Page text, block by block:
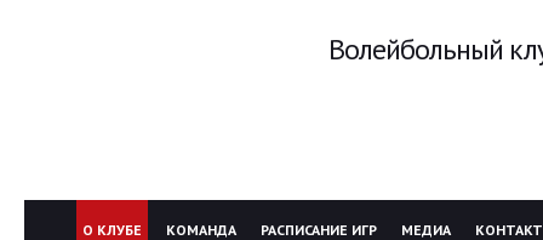
Волейбольный
О КЛУБЕ КОМАНДА РАСПИСАНИЕ ИГР МЕДИА